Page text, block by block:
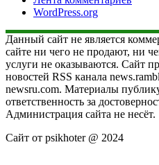
WordPress.org
Данный сайт не является
сайте ни чего не продают, ни
услуги не оказываются. Сайт
новостей RSS канала
newsru.com. Материалы
ответственность за
Администрация сайта не несёт.
Сайт от psikhoter @ 2024